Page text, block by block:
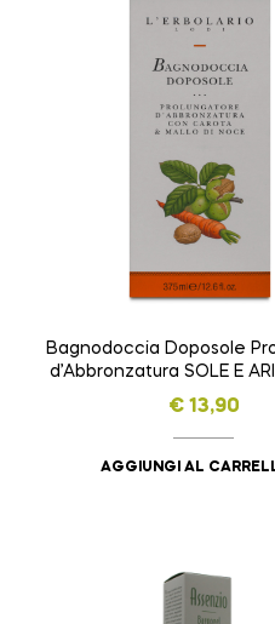
Bagnodoccia Doposole
d’Abbronzatura SOLE E
da 375 ml
€13,90
AGGIUNGI AL